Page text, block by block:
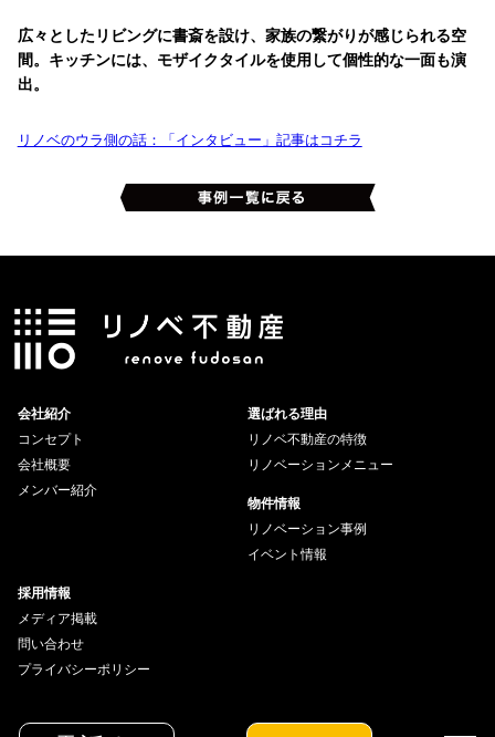
広々としたリビングに書斎を設け、家族の繋がりが感じられる空
間。キッチンには、モザイクタイルを使用して個性的な一面も演
出。
リノベのウラ側の話：「インタビュー」記事はコチラ
会社紹介
コンセプト
会社概要
メンバー紹介
選ばれる理由
リノベ不動産の特徴
リノベーションメニュー
物件情報
リノベーション事例
イベント情報
採用情報
メディア掲載
問い合わせ
プライバシーポリシー